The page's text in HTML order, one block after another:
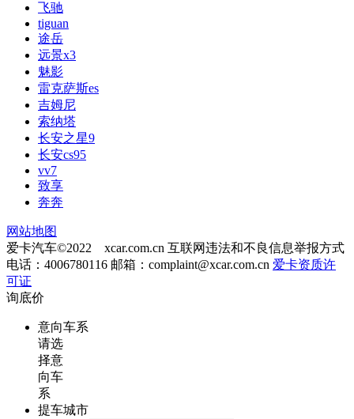
飞驰
tiguan
途岳
远景x3
魅影
雷克萨斯es
吉姆尼
索纳塔
长安之星9
长安cs95
vv7
致享
奔奔
网站地图
爱卡汽车©2022 xcar.com.cn 互联网违法和不良信息举报方式
电话：4006780116 邮箱： complaint@xcar.com.cn 爱卡资质许
可证
询底价
意向车系
请选
择意
向车
系
提车城市